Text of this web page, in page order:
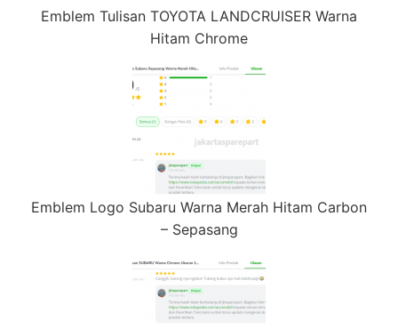
Emblem Tulisan TOYOTA LANDCRUISER Warna
Hitam Chrome
Emblem Logo Subaru Warna Merah Hitam Carbon
– Sepasang